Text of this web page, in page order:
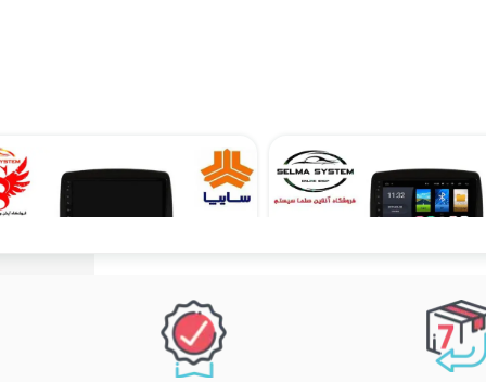
مانیتور فابریک ساینا و کوئیک اندروید 9 اینچ فول تاچ سری T3L
۹,۴۹۰,۰۰۰ تومان